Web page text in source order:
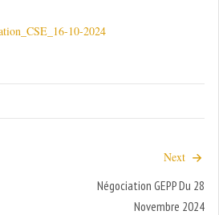
10-2024
Next
Négociation GEPP Du 28
Novembre 2024